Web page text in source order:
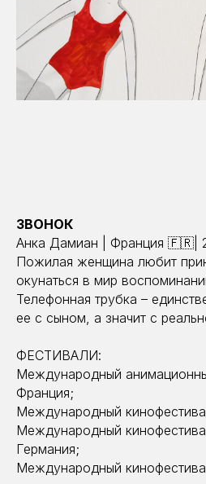
ЗВОНОК
Анка Дамиан | Франция 🇫🇷|
Пожилая женщина любит
окунаться в мир
Телефонная трубка –
ее с сыном, а значит с
ФЕСТИВАЛИ:
Международный
Франция;
Международный
Международный
Германия;
Международный